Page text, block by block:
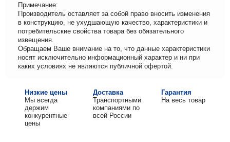
Примечание:
Производитель оставляет за собой право вносить изменения
в конструкцию, не ухудшающую качество, характеристики и
потребительские свойства товара без обязательного
извещения.
Обращаем Ваше внимание на то, что данные характеристики
носят исключительно информационный характер и ни при
каких условиях не являются публичной офертой.
Низкие цены
Мы всегда
держим
конкурентные
цены
Доставка
Транспортными
компаниями по
всей России
Гарантия
На весь товар